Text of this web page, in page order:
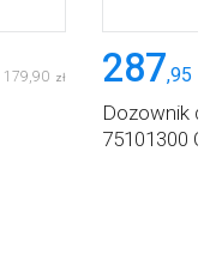
179,90 zł 287,95
Dozownik
75101300